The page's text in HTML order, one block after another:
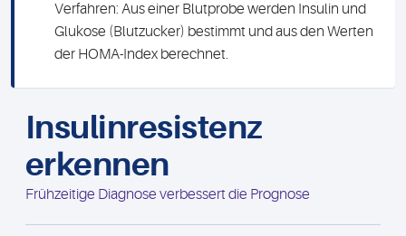
Verfahren: Aus einer Blutprobe werden Insulin und
Glukose (Blutzucker) bestimmt und aus den Werten
der HOMA-Index berechnet.
Insulinresistenz
erkennen
Frühzeitige Diagnose verbessert die Prognose